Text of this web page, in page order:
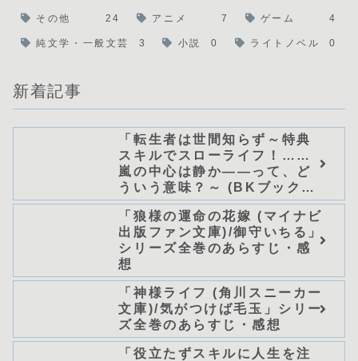
その他 24 アニメ 7 ゲーム 4
純文学・一般文芸 3 小説 0 ライトノベル 0
新着記事
「転生者は世間知らず～特典
スキルでスローライフ！……
嵐の中心は静か――って、ど
ういう意味？～ (BKブック
ス)/唖鳴蝉」シリーズ全巻のあ
らすじ・感想
「狼様の運命の花嫁 (マイナビ
出版ファン文庫)/御守いちる」
シリーズ全巻のあらすじ・感
想
「神様ライフ (角川スニーカー
文庫)/気がつけば毛玉」シリー
ズ全巻のあらすじ・感想
「役立たずスキルに人生を注